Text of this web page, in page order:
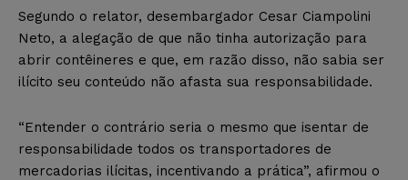
Segundo o relator, desembargador Cesar Ciampolini
Neto, a alegação de que não tinha autorização para
abrir contêineres e que, em razão disso, não sabia ser
ilícito seu conteúdo não afasta sua responsabilidade.
“Entender o contrário seria o mesmo que isentar de
responsabilidade todos os transportadores de
mercadorias ilícitas, incentivando a prática”, afirmou o